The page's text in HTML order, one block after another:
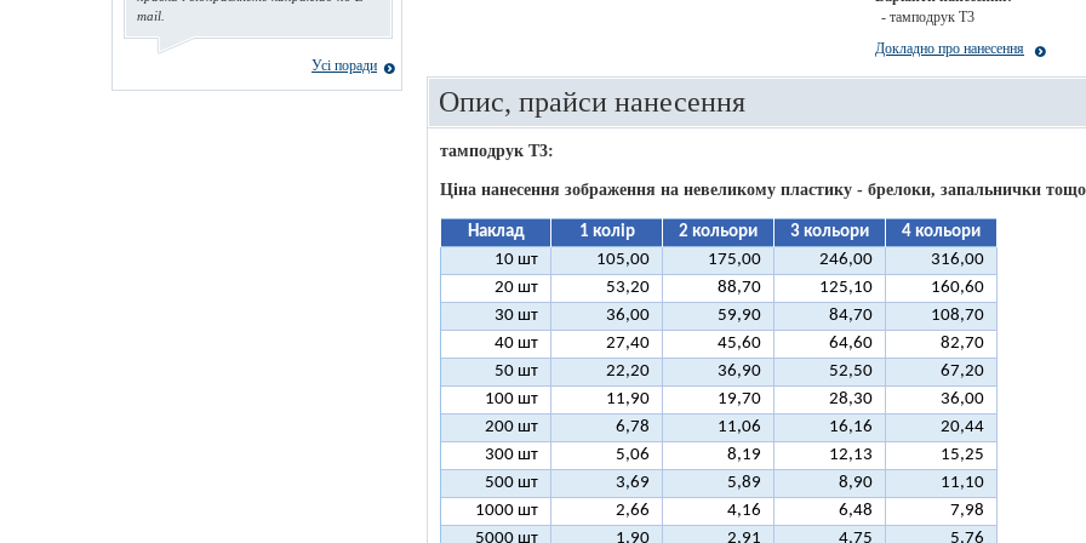
- тамподрук T3
Докладно про нанесення
Опис, прайси нанесення
тамподрук T3:
Ціна нанесення зображення на невеликому пластику - брелоки, запальнички
Наклад 1 колір 2 кольори 3 кольори
4 кольори
10 шт
105,00 175,00 246,00
316,00
20 шт
53,20 88,70 125,10
160,60
30 шт
36,00 59,90 84,70
108,70
40 шт
27,40 45,60 64,60
82,70
50 шт
22,20 36,90 52,50
67,20
100 шт
11,90 19,70 28,30
36,00
200 шт
6,78 11,06 16,16
20,44
300 шт
5,06 8,19 12,13
15,25
500 шт
3,69 5,89 8,90
11,10
1000 шт
2,66 4,16 6,48
7,98
5000 шт
1,90 2,91 4,75 5,76
mail.
Усі поради